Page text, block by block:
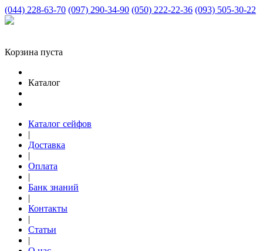
(044) 228-63-70 (097) 290-34-90 (050) 222-22-36 (093) 505-30-22
Корзина пуста
Каталог
Каталог сейфов
|
Доставка
|
Оплата
|
Банк знаний
|
Контакты
|
Статьи
|